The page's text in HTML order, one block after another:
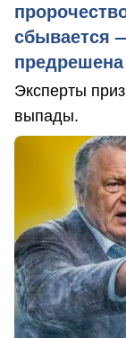
сбывается
предрешена
Эксперты
выпады.